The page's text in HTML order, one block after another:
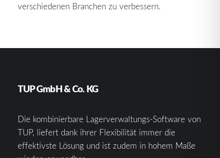
verschiedenen Branchen zu verbessern.
TUP GmbH & Co. KG
Die kombinierbare Lagerverwaltungs-Software von
TUP, liefert dank ihrer Flexibilität immer die
effektivste Lösung und ist zudem in hohem Maße